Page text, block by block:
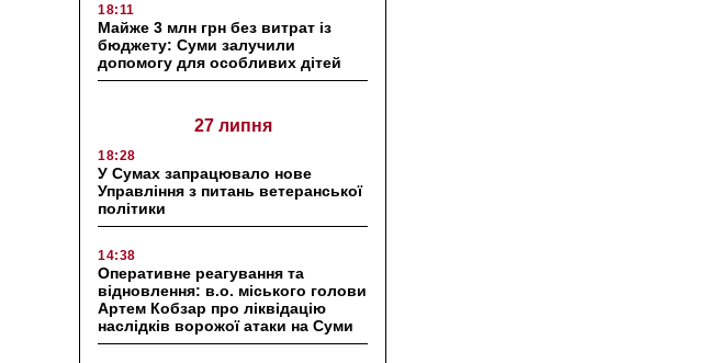
18:11
Майже 3 млн грн без витрат із
бюджету: Суми залучили
допомогу для особливих дітей
27 липня
18:28
У Сумах запрацювало нове
Управління з питань ветеранської
політики
14:38
Оперативне реагування та
відновлення: в.о. міського голови
Артем Кобзар про ліквідацію
наслідків ворожої атаки на Суми